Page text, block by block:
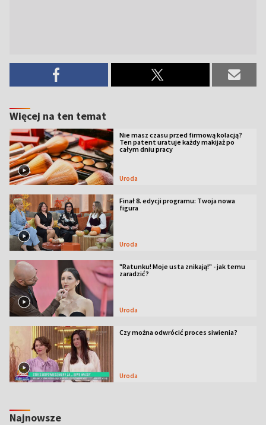
Więcej na ten temat
Nie masz czasu przed firmową kolacją?
Ten patent uratuje każdy makijaż po
całym dniu pracy
Uroda
Finał 8. edycji programu: Twoja nowa
figura
Uroda
"Ratunku! Moje usta znikają!" - jak temu
zaradzić?
Uroda
Czy można odwrócić proces siwienia?
Uroda
Najnowsze